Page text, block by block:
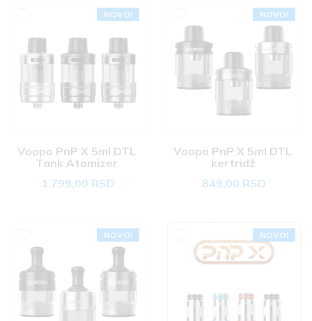
NOVO!
Voopo PnP X 5ml DTL
Tank Atomizer
1.799,00 RSD
NOVO!
Voopo PnP X 5ml DTL
kertridž
849,00 RSD
NOVO! NOVO!